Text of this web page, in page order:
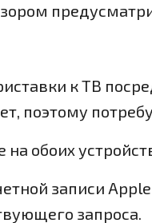
к ТВ
поэтому
обоих
записи Apple
запроса.